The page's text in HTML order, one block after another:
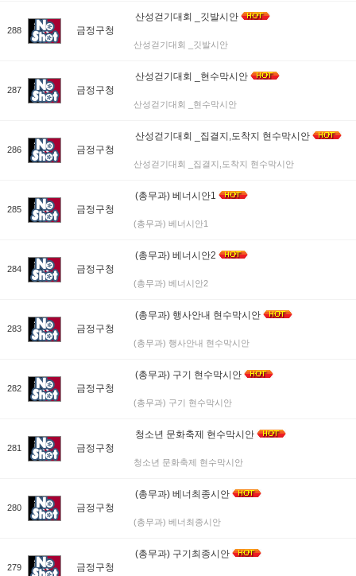
288 금정구청
산성걷기대회 _깃발시안
산성걷기대회 _깃발시안
287 금정구청
산성걷기대회 _현수막시안
산성걷기대회 _현수막시안
286 금정구청
산성걷기대회 _집결지,도착지 현수막시안
산성걷기대회 _집결지,도착지 현수막시안
285 금정구청
(총무과) 베너시안1
(총무과) 베너시안1
284 금정구청
(총무과) 베너시안2
(총무과) 베너시안2
283 금정구청
(총무과) 행사안내 현수막시안
(총무과) 행사안내 현수막시안
282 금정구청
(총무과) 구기 현수막시안
(총무과) 구기 현수막시안
281 금정구청
청소년 문화축제 현수막시안
청소년 문화축제 현수막시안
280 금정구청
(총무과) 베너최종시안
(총무과) 베너최종시안
279 금정구청
(총무과) 구기최종시안